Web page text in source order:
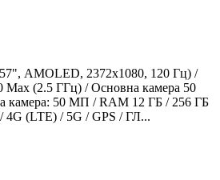
AMOLED, 2372x1080, 120 Гц) /
Max (2.5 ГГц) / Основна камера 50
50 МП / RAM 12 ГБ / 256 ГБ
4G (LTE) / 5G / GPS / ГЛ...